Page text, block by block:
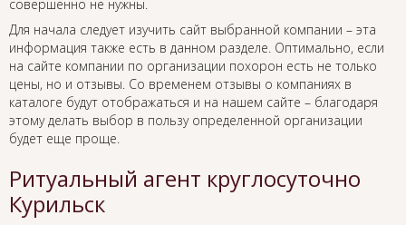
совершенно не нужны.
Для начала следует изучить сайт выбранной компании – эта
информация также есть в данном разделе. Оптимально, если
на сайте компании по организации похорон есть не только
цены, но и отзывы. Со временем отзывы о компаниях в
каталоге будут отображаться и на нашем сайте – благодаря
этому делать выбор в пользу определенной организации
будет еще проще.
Ритуальный агент круглосуточно
Курильск